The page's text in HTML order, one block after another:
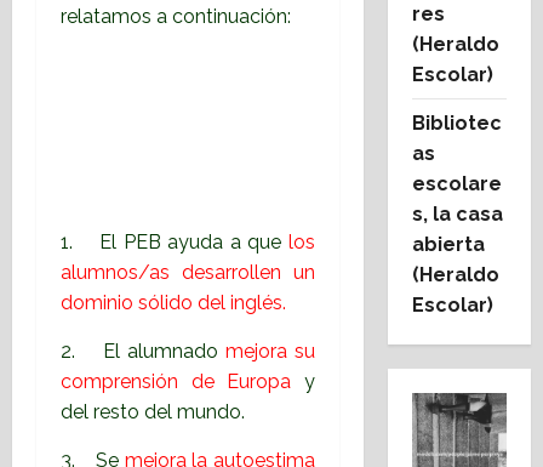
relatamos a continuación:
1. El PEB ayuda a que los
alumnos/as desarrollen un
dominio sólido del inglés.
2. El alumnado mejora su
comprensión de Europa y
del resto del mundo.
3. Se mejora la autoestima
res
(Heraldo
Escolar)
Bibliotec
as
escolare
s, la casa
abierta
(Heraldo
Escolar)